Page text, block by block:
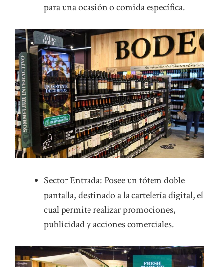
para una ocasión o comida específica.
Sector Entrada: Posee un tótem doble
pantalla, destinado a la cartelería digital, el
cual permite realizar promociones,
publicidad y acciones comerciales.